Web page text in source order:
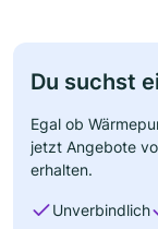
Du suchst
Egal ob
jetzt Angebote
erhalten.
Unverbindlich